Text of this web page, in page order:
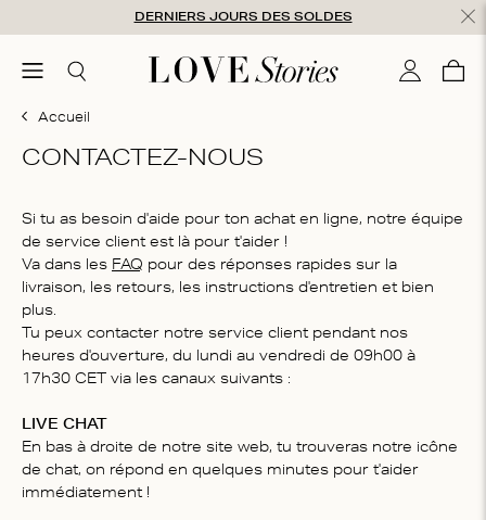
DERNIERS JOURS DES SOLDES
menuChercher Mon 0
Accueil
CONTACTEZ-NOUS
Si tu as besoin d'aide pour ton achat en ligne, notre équipe
de service client est là pour t'aider !
Va dans les FAQ pour des réponses rapides sur la
livraison, les retours, les instructions d'entretien et bien
plus.
Tu peux contacter notre service client pendant nos
heures d'ouverture, du lundi au vendredi de 09h00 à
17h30 CET via les canaux suivants :
LIVE CHAT
En bas à droite de notre site web, tu trouveras notre icône
de chat, on répond en quelques minutes pour t'aider
immédiatement !